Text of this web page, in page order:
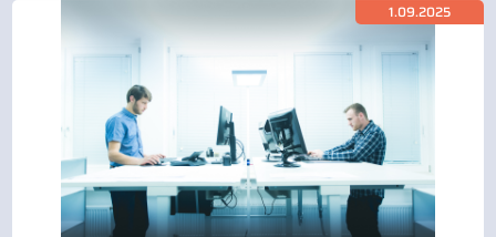
1.09.2025